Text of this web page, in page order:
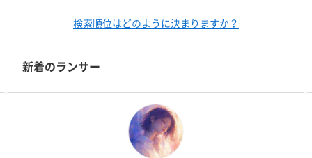
検索順位はどのように決まりますか？
新着のランサー